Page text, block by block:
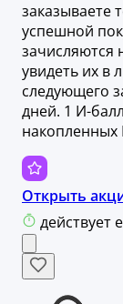
заказываете
успешной
зачисляются
увидеть их в
следующего
дней. 1 И-
накопленных
Открыть
действует